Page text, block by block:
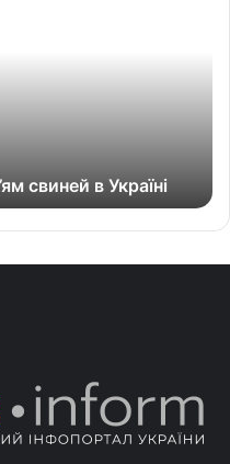
свиней в Україні